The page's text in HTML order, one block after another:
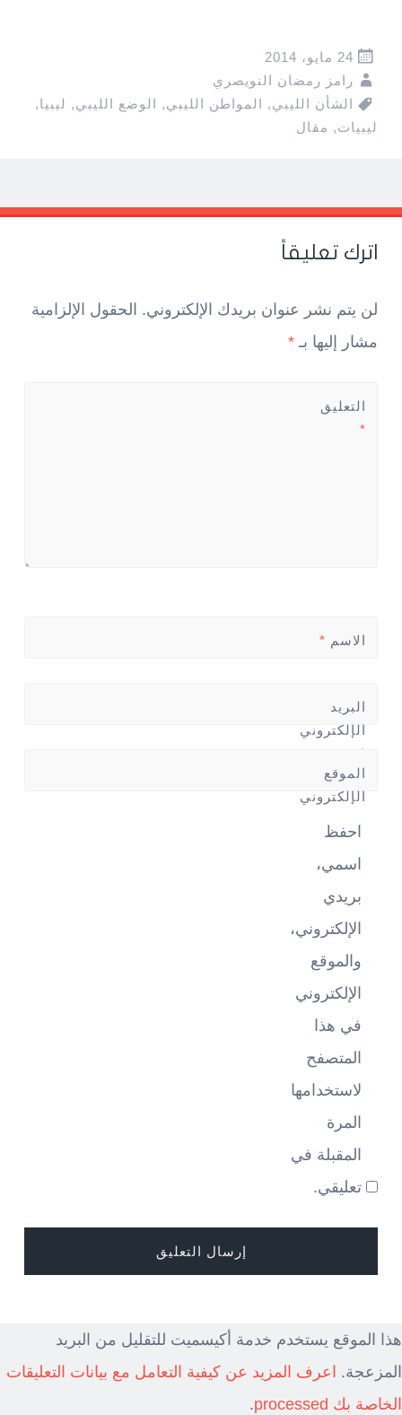
24 مايو، 2014
رامز رمضان النويصري
الشأن الليبي, المواطن الليبي, الوضع الليبي, ليبيا,
ليبيات, مقال
Post
navigation
←
→
اترك تعليقاً
لن يتم نشر عنوان بريدك الإلكتروني. الحقول الإلزامية
مشار إليها بـ *
التعليق
*
الاسم *
البريد
الإلكتروني
*
الموقع
الإلكتروني
احفظ
اسمي،
بريدي
الإلكتروني،
والموقع
الإلكتروني
في هذا
المتصفح
لاستخدامها
المرة
المقبلة في
تعليقي.
هذا الموقع يستخدم خدمة أكيسميت للتقليل من البريد
المزعجة.
اعرف المزيد عن كيفية التعامل مع بيانات التعليقات
الخاصة بك processed
.